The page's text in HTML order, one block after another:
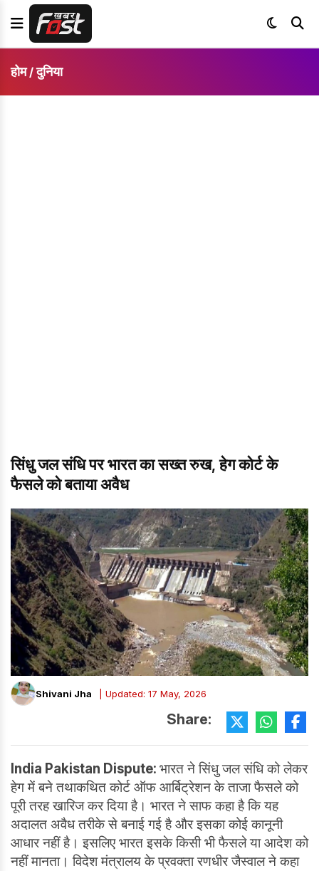
होम/ दुनिया
सिंधु जल संधि पर भारत का सख्त रुख, हेग कोर्ट के
फैसले को बताया अवैध
Shivani Jha | Updated: 17 May, 2026
Share:
India Pakistan Dispute: भारत ने सिंधु जल संधि को लेकर
हेग में बने तथाकथित कोर्ट ऑफ आर्बिट्रेशन के ताजा फैसले को
पूरी तरह खारिज कर दिया है। भारत ने साफ कहा है कि यह
अदालत अवैध तरीके से बनाई गई है और इसका कोई कानूनी
आधार नहीं है। इसलिए भारत इसके किसी भी फैसले या आदेश को
नहीं मानता। विदेश मंत्रालय के प्रवक्ता रणधीर जैस्वाल ने कहा